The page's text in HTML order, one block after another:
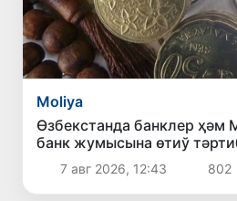
Moliya
Өзбекстанда банклер
банк жумысына өтиў
7 авг 2026, 12:43 802